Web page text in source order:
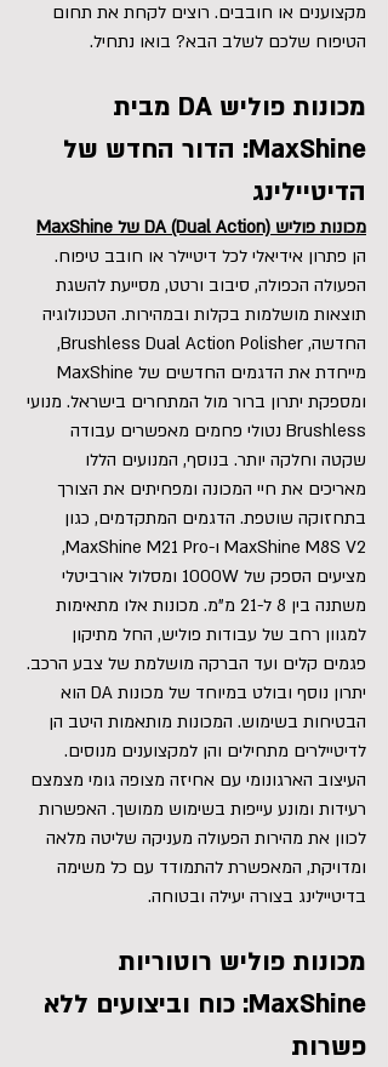
מקצוענים או חובבים. רוצים לקחת את תחום
הטיפוח שלכם לשלב הבא? בואו נתחיל.
מכונות פוליש DA מבית
MaxShine: הדור החדש של
הדיטיילינג
מכונות פוליש DA (Dual Action) של MaxShine
הן פתרון אידיאלי לכל דיטיילר או חובב טיפוח.
הפעולה הכפולה, סיבוב ורטט, מסייעת להשגת
תוצאות מושלמות בקלות ובמהירות. הטכנולוגיה
החדשה, Brushless Dual Action Polisher,
ומספקת יתרון ברור מול המתחרים בישראל. מנועי
Brushless נטולי פחמים מאפשרים עבודה
שקטה וחלקה יותר. בנוסף, המנועים הללו
מאריכים את חיי המכונה ומפחיתים את הצורך
בתחזוקה שוטפת. הדגמים המתקדמים, כגון
MaxShine M8S V2 ו-MaxShine M21 Pro,
מציעים הספק של 1000W ומסלול אורביטלי
משתנה בין 8 ל-21 מ"מ. מכונות אלו מתאימות
למגוון רחב של עבודות פוליש, החל מתיקון
פגמים קלים ועד הברקה מושלמת של צבע הרכב.
יתרון נוסף ובולט במיוחד של מכונות DA הוא
הבטיחות בשימוש. המכונות מותאמות היטב הן
לדיטיילרים מתחילים והן למקצוענים מנוסים.
העיצוב הארגונומי עם אחיזה מצופה גומי מצמצם
רעידות ומונע עייפות בשימוש ממושך. האפשרות
לכוון את מהירות הפעולה מעניקה שליטה מלאה
ומדויקת, המאפשרת להתמודד עם כל משימה
בדיטיילינג בצורה יעילה ובטוחה.
מכונות פוליש רוטוריות
MaxShine: כוח וביצועים ללא
פשרות